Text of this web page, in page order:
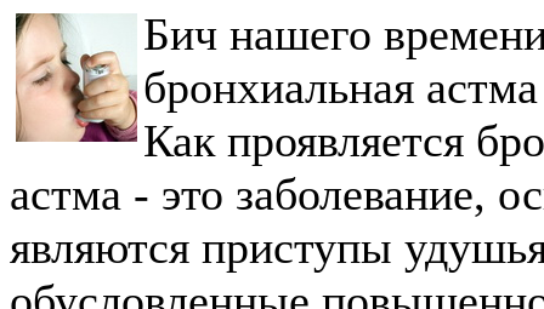
Бич нашего
бронхиальная
Как проявляется
астма - это заболевание,
являются приступы